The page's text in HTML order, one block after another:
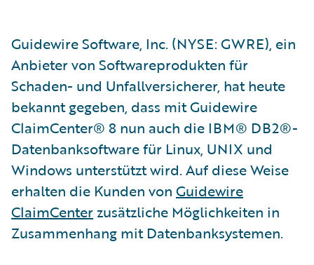
Guidewire Software, Inc. (NYSE: GWRE), ein
Anbieter von Softwareprodukten für
Schaden- und Unfallversicherer, hat heute
bekannt gegeben, dass mit Guidewire
ClaimCenter® 8 nun auch die IBM® DB2®-
Datenbanksoftware für Linux, UNIX und
Windows unterstützt wird. Auf diese Weise
erhalten die Kunden von Guidewire
ClaimCenterzusätzliche Möglichkeiten in
Zusammenhang mit Datenbanksystemen.